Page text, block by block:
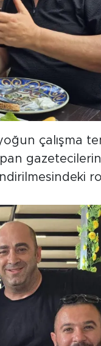
çalışma
gazetecilerin